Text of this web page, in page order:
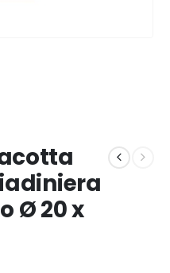
Ø 20 x